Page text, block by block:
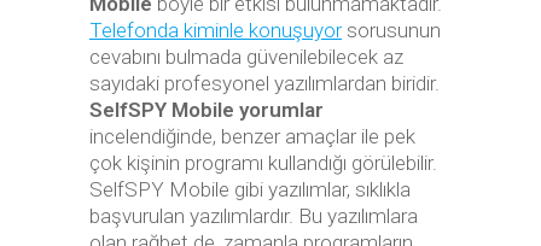
Telefonda kiminle konuşuyorsorusunun
cevabını bulmada güvenilebilecek az
sayıdaki profesyonel yazılımlardan biridir.
SelfSPY Mobile yorumlar
incelendiğinde, benzer amaçlar ile pek
çok kişinin programı kullandığı görülebilir.
SelfSPY Mobile gibi yazılımlar, sıklıkla
başvurulan yazılımlardır. Bu yazılımlara